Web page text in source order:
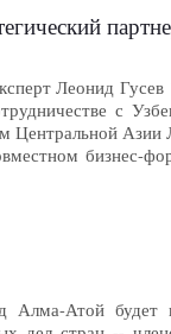
Леонид
с
Центральной
бизнес-
Атой